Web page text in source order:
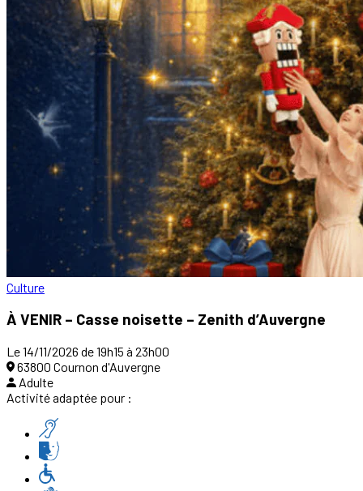
Culture
À VENIR – Casse noisette – Zenith d’Auvergne
Le 14/11/2026 de 19h15 à 23h00
63800 Cournon d'Auvergne
Adulte
Activité adaptée pour :